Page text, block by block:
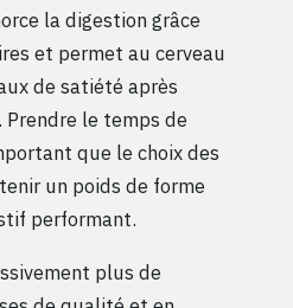
la digestion grâce
et permet au cerveau
de satiété après
le temps de
que le choix des
un poids de forme
performant.
plus de